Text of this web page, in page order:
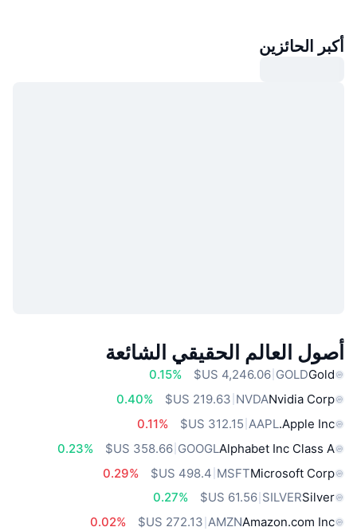
أكبر الحائزين
أصول العالم الحقيقي الشائعة
Gold
GOLD
‏‏4,246.06 US$
0.15%
Nvidia Corp
NVDA
0.40%
Apple Inc.
AAPL
0.11%
Alphabet Inc Class A
GOOGL
‏358.66 US$
0.23%
Microsoft Corp
MSFT
0.29%
Silver
SILVER
‏61.56 US$
0.27%
Amazon.com Inc
AMZN
0.02%